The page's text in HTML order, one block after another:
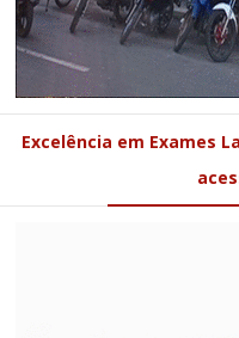
Excelência em Exames